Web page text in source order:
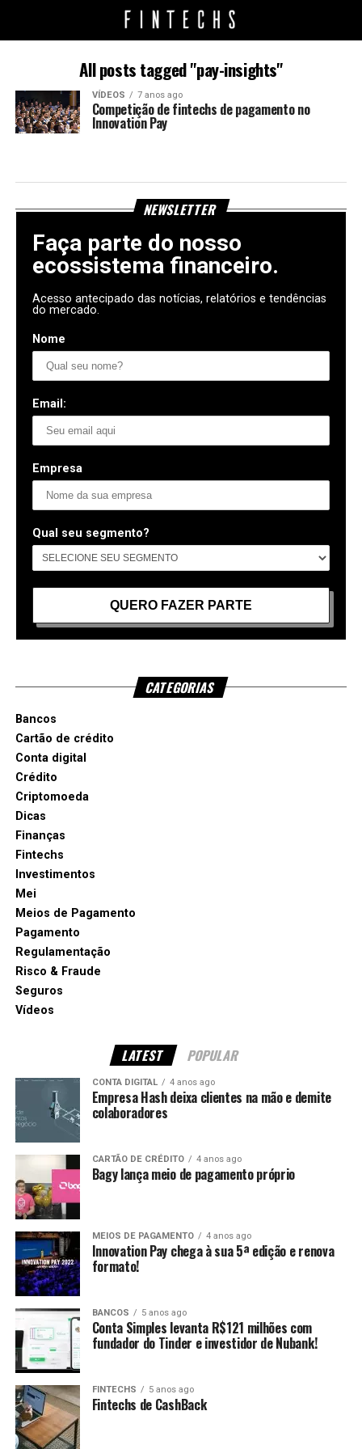
All posts tagged "pay-insights"
VÍDEOS 7 anos ago
Competição de fintechs de pagamento no
Innovation Pay
NEWSLETTER
Faça parte do nosso
ecossistema financeiro.
Acesso antecipado das notícias, relatórios e tendências
do mercado.
Nome
Email:
Empresa
Qual seu segmento?
CATEGORIAS
Bancos
Cartão de crédito
Conta digital
Crédito
Criptomoeda
Dicas
Finanças
Fintechs
Investimentos
Mei
Meios de Pagamento
Pagamento
Regulamentação
Risco & Fraude
Seguros
Vídeos
LATEST POPULAR
CONTA DIGITAL 4 anos ago
Empresa Hash deixa clientes na mão e demite
colaboradores
CARTÃO DE CRÉDITO 4 anos ago
Bagy lança meio de pagamento próprio
MEIOS DE PAGAMENTO 4 anos ago
Innovation Pay chega à sua 5ª edição e renova
formato!
BANCOS 5 anos ago
Conta Simples levanta R$121 milhões com
fundador do Tinder e investidor de Nubank!
FINTECHS 5 anos ago
Fintechs de CashBack